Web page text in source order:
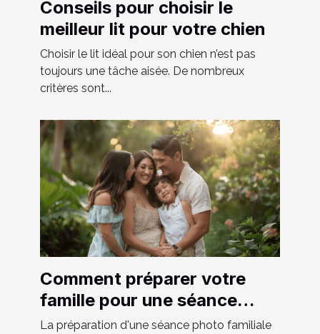
Conseils pour choisir le
meilleur lit pour votre chien
Choisir le lit idéal pour son chien n’est pas
toujours une tâche aisée. De nombreux
critères sont...
Comment préparer votre
famille pour une séance
photo réussie
La préparation d'une séance photo familiale